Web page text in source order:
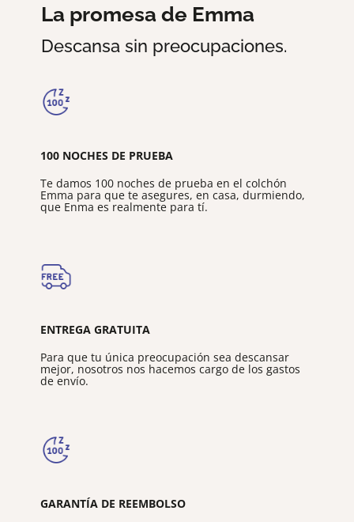
La promesa de Emma
Descansa sin preocupaciones.
100 NOCHES DE PRUEBA
Te damos 100 noches de prueba en el colchón
Emma para que te asegures, en casa, durmiendo,
que Enma es realmente para tí.
ENTREGA GRATUITA
Para que tu única preocupación sea descansar
mejor, nosotros nos hacemos cargo de los gastos
de envío.
GARANTÍA DE REEMBOLSO